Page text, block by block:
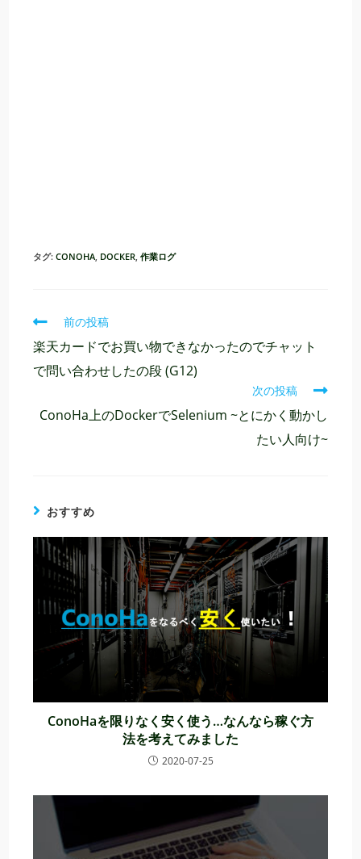
タグ:CONOHA DOCKER 作業ログ
そ
他
の
記
を
前の投稿
楽天カードでお買い物できなかったのでチャット
で問い合わせしたの段 (G12)
次の投稿
ConoHa上のDockerでSelenium ~とにかく動かし
たい人向け~
おすすめ
ConoHaを限りなく安く使う…なんなら稼ぐ方
法を考えてみました
2020-07-25